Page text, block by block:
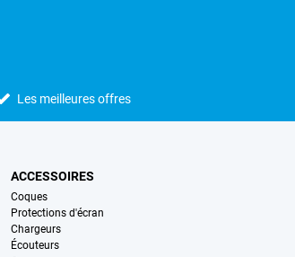
Les meilleures offres
ACCESSOIRES
Coques
Protections d'écran
Chargeurs
Écouteurs